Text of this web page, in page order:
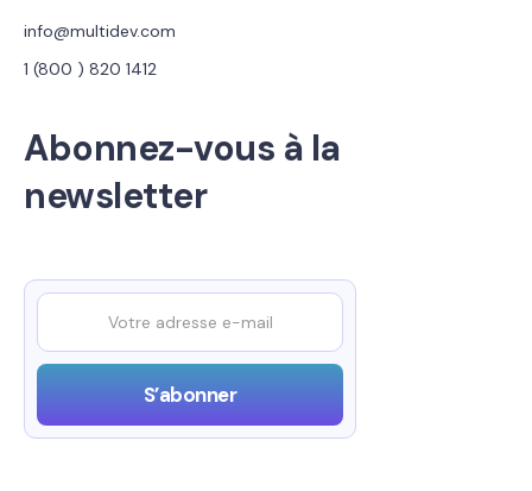
info@multidev.com
1 (800 ) 820 1412
Abonnez-vous à la
newsletter